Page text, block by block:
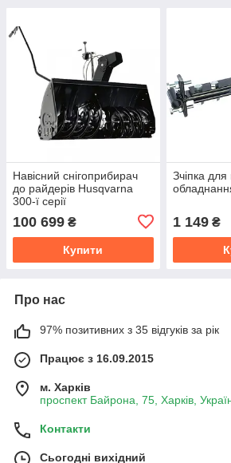
Навісний снігоприбирач
до райдерів Husqvarna
300-ї серії
100 699 ₴
Купити
Зчіпка для
1 149₴
Про нас
97% позитивних з 35 відгуків за рік
Працює з 16.09.2015
м. Харків
проспект Байрона, 75, Харків,
Контакти
Сьогодні вихідний